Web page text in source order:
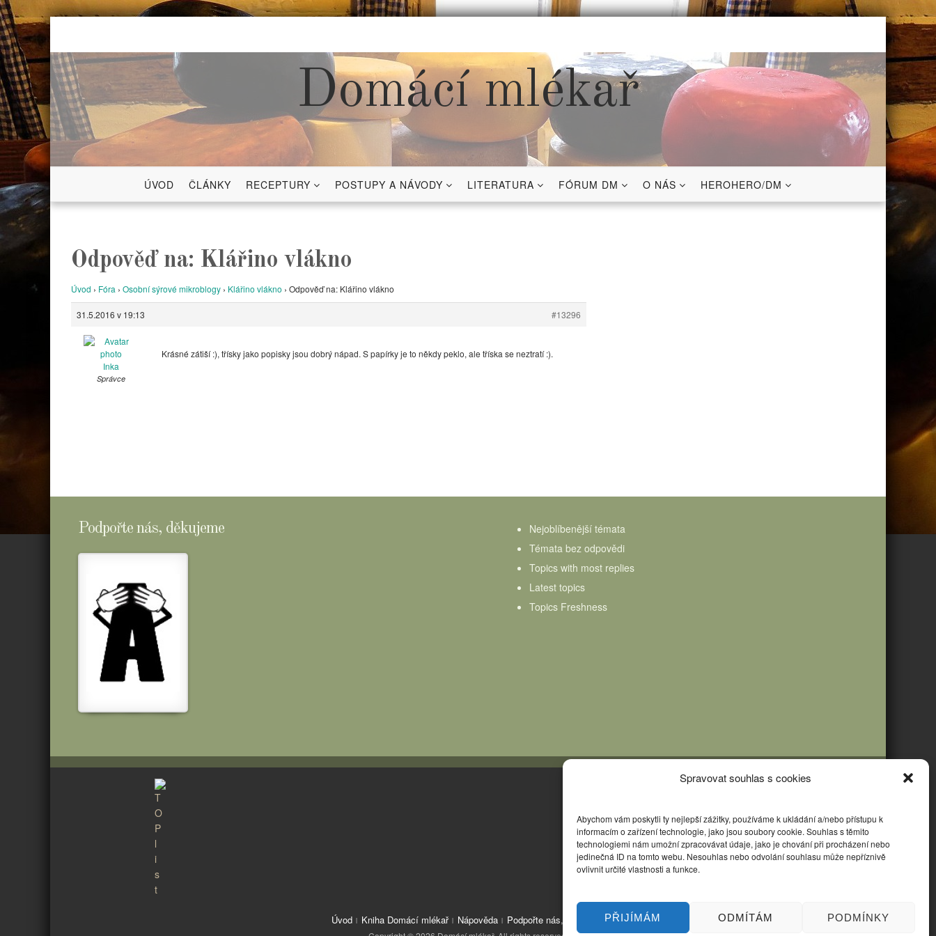
Spravovat souhlas s cookies
Abychom vám poskytli ty nejlepší zážitky, používáme k ukládání a/nebo přístupu k
informacím o zařízení technologie, jako jsou soubory cookie. Souhlas s těmito
technologiemi nám umožní zpracovávat údaje, jako je chování při procházení nebo
jedinečná ID na tomto webu. Nesouhlas nebo odvolání souhlasu může nepříznivě
ovlivnit určité vlastnosti a funkce.
PŘIJÍMÁM ODMÍTÁM PODMÍNKY
Skip
content
Domácí mlékař
ÚVOD ČLÁNKY RECEPTURY POSTUPY A NÁVODY LITERATURA FÓRUM DM O NÁS HEROHERO/DM
Odpověď na: Klářino vlákno
Úvod › Fóra › Osobní sýrové mikroblogy › Klářino vlákno › Odpověď na: Klářino vlákno
31.5.2016 v 19:13 #13296
Inka
Správce
Krásné zátiší :), třísky jako popisky jsou dobrý nápad. S papírky je to někdy peklo, ale tříska se neztratí :).
Podpořte nás, děkujeme
Nejoblíbenější témata
Témata bez odpovědi
Topics with most replies
Latest topics
Topics Freshness
Úvod Kniha Domácí mlékař Nápověda Podpořte nás, děkujeme